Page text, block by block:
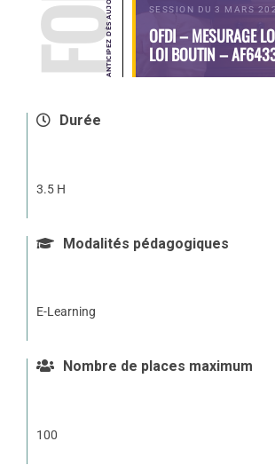
SESSION DU 3 MARS
OFDI – MESURAGE
LOI BOUTIN –
Durée
3.5 H
Modalités pédagogiques
E-Learning
Nombre de places maximum
100